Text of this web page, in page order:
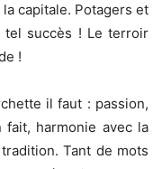
capitale. Potagers et
tel succès ! Le terroir
!
il faut : passion,
harmonie avec la
Tant de mots